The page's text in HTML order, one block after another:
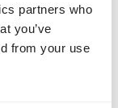
partners who
you’ve
from your use